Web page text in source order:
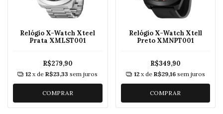
Relógio X-Watch Xteel
Prata XMLST001
R$279,90
12 x deR$23,33 sem juros
COMPRAR
Relógio X-Watch Xtell
Preto XMNPT001
R$349,90
12 x de R$29,16 sem juros
COMPRAR